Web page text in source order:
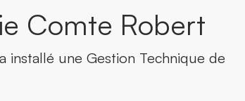
Comte Robert
installé une Gestion Technique de